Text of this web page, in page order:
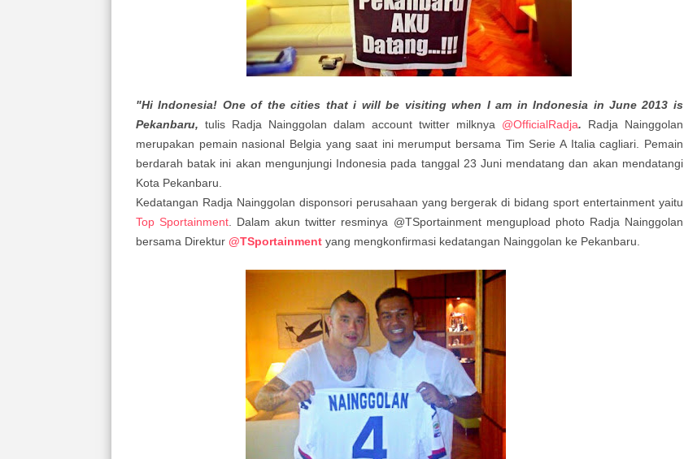
"Hi Indonesia! One of the cities that i will be visiting when I am in Indonesia in June 2013 is
Pekanbaru, tulis Radja Nainggolan dalam account twitter milknya @OfficialRadja. Radja Nainggolan
merupakan pemain nasional Belgia yang saat ini merumput bersama Tim Serie A Italia cagliari. Pemain
berdarah batak ini akan mengunjungi Indonesia pada tanggal 23 Juni mendatang dan akan mendatangi
Kota Pekanbaru.
Kedatangan Radja Nainggolan disponsori perusahaan yang bergerak di bidang sport entertainment yaitu
Top Sportainment . Dalam akun twitter resminya @TSportainment mengupload photo Radja Nainggolan
bersama Direktur @TSportainment yang mengkonfirmasi kedatangan Nainggolan ke Pekanbaru.